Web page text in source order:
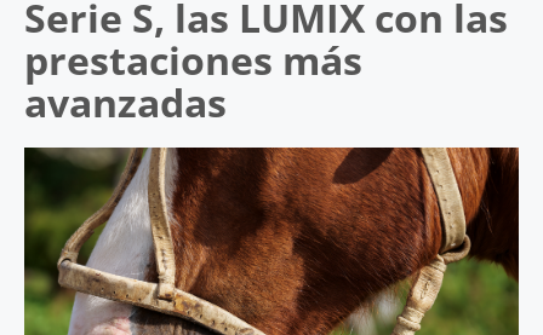
Serie S, las LUMIX con las
prestaciones más
avanzadas